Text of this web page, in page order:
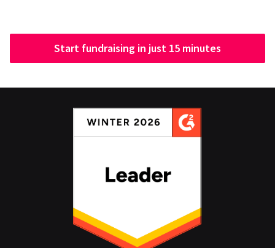
Start fundraising in just 15 minutes